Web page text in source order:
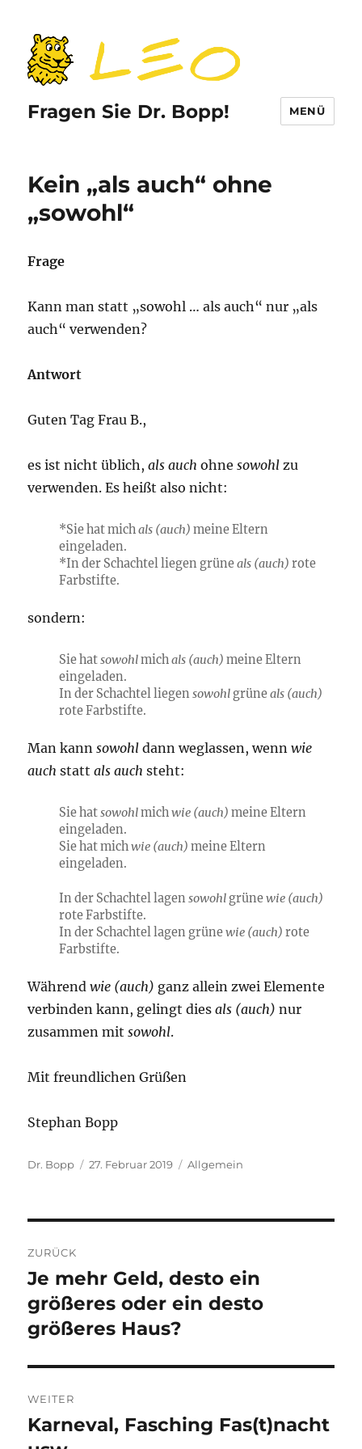
Fragen Sie Dr. Bopp! MENÜ
Kein „als auch“ ohne
„sowohl“
Frage
Kann man statt „sowohl … als auch“ nur „als
auch“ verwenden?
Antwort
Guten Tag Frau B.,
es ist nicht üblich,als auch ohnesowohl zu
verwenden. Es heißt also nicht:
*Sie hat michals (auch) meine Eltern
eingeladen.
*In der Schachtel liegen grüneals (auch) rote
Farbstifte.
sondern:
Sie hatsowohlmichals (auch) meine Eltern
eingeladen.
In der Schachtel liegen sowohlgrüneals (auch)
rote Farbstifte.
Man kannsowohl dann weglassen, wennwie
auch stattals auch steht:
Sie hatsowohlmichwie (auch) meine Eltern
eingeladen.
Sie hat michwie (auch) meine Eltern
eingeladen.
In der Schachtel lagen sowohlgrünewie (auch)
rote Farbstifte.
In der Schachtel lagen grünewie (auch) rote
Farbstifte.
Währendwie (auch) ganz allein zwei Elemente
verbinden kann, gelingt diesals (auch) nur
zusammen mitsowohl.
Mit freundlichen Grüßen
Stephan Bopp
Autor
Dr. Bopp
Veröffentlicht
27. Februar 2019 Kategorien
Allgemein
ZURÜCK
Vorheriger
Beitrag:
Je mehr Geld, desto ein
größeres oder ein desto
größeres Haus?
WEITER
Nächster
Karneval, Fasching Fas(t)nacht